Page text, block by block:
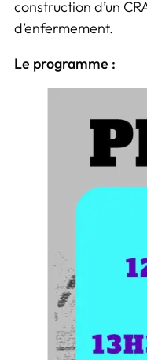
construction d’un
d’enfermement.
Le programme :